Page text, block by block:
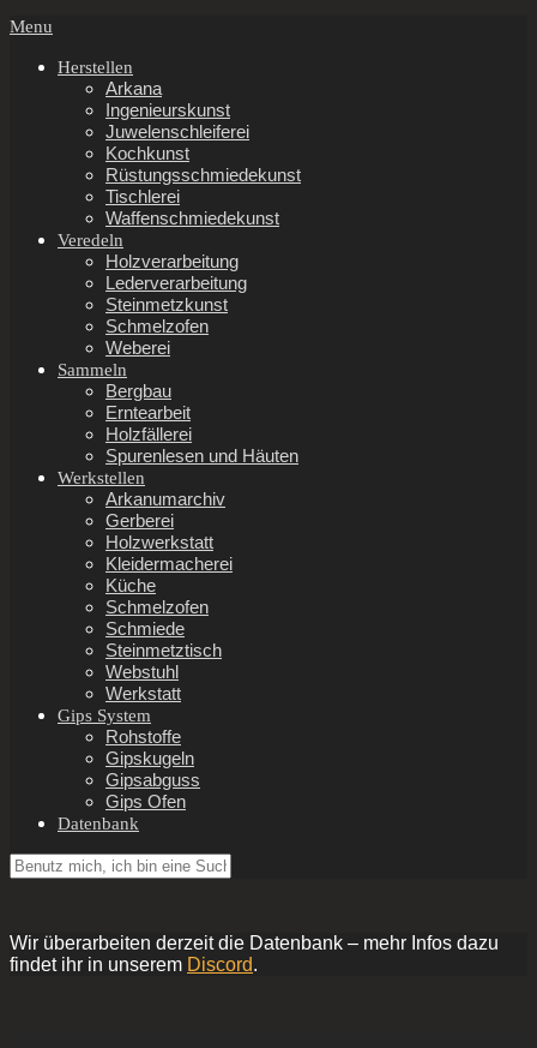
Secondary
Menu
Menu
Herstellen
Arkana
Ingenieurskunst
Juwelenschleiferei
Kochkunst
Rüstungsschmiedekunst
Tischlerei
Waffenschmiedekunst
Veredeln
Holzverarbeitung
Lederverarbeitung
Steinmetzkunst
Schmelzofen
Weberei
Sammeln
Bergbau
Erntearbeit
Holzfällerei
Spurenlesen und Häuten
Werkstellen
Arkanumarchiv
Gerberei
Holzwerkstatt
Kleidermacherei
Küche
Schmelzofen
Schmiede
Steinmetztisch
Webstuhl
Werkstatt
Gips System
Rohstoffe
Gipskugeln
Gipsabguss
Gips Ofen
Datenbank
Wir überarbeiten derzeit die Datenbank – mehr Infos dazu
findet ihr in unserem Discord.